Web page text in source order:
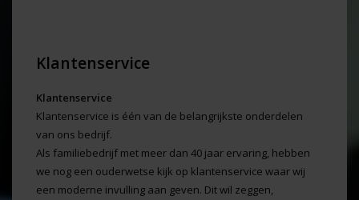
Klantenservice
Klantenservice
Klantenservice is één van de belangrijkste onderdelen
van ons bedrijf.
Als familiebedrijf met meer dan 40 jaar ervaring, hebben
we nog een ouderwetse kijk op klantenservice waar wij
een moderne invulling aan geven. Dit wil zeggen,